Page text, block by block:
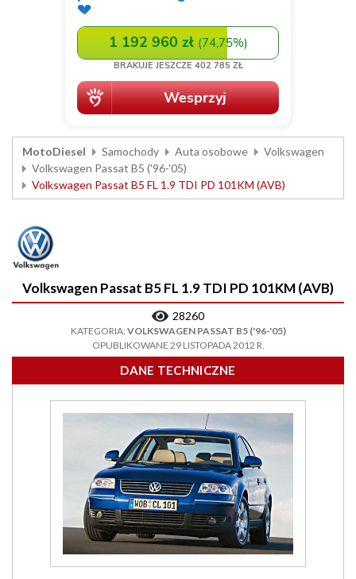
MotoDiesel Samochody Auta osobowe
Volkswagen
Volkswagen Passat B5 ('96-'05)
Volkswagen Passat B5 FL 1.9 TDI PD 101KM (AVB)
Volkswagen Passat B5 FL 1.9 TDI PD 101KM (AVB)
28260
KATEGORIA: VOLKSWAGEN PASSAT B5 ('96-'05)
OPUBLIKOWANE 29 LISTOPADA 2012 R.
DANE TECHNICZNE